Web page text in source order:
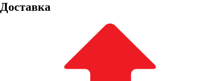
Доставка